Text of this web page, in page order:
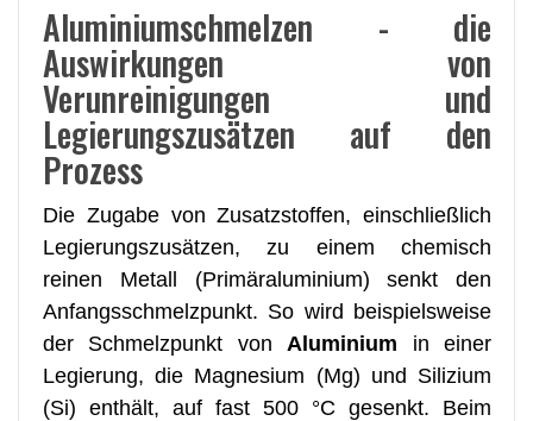
Aluminiumschmelzen - die
Auswirkungen von
Verunreinigungen und
Legierungszusätzen auf den
Prozess
Die Zugabe von Zusatzstoffen, einschließlich
Legierungszusätzen, zu einem chemisch
reinen Metall (Primäraluminium) senkt den
Anfangsschmelzpunkt. So wird beispielsweise
der Schmelzpunkt von Aluminium in einer
Legierung, die Magnesium (Mg) und Silizium
(Si) enthält, auf fast 500 °C gesenkt. Beim